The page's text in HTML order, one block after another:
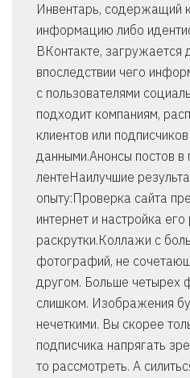
Инвентарь, содержащий
информацию либо
ВКонтакте, загружается
впоследствии чего
с пользователями
подходит компаниям,
клиентов или
данными.Анонсы постов в
лентеНаилучшие
опыту:Проверка сайта
интернет и настройка его
раскрутки.Коллажи с
фотографий, не
другом. Больше четырех
слишком. Изображения
нечеткими. Вы скорее
подписчика напрягать
то рассмотреть. А